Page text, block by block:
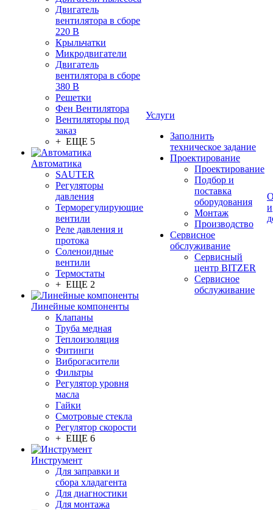
Двигатель
вентилятора в сборе
220 В
Крыльчатки
Микродвигатели
Двигатель
вентилятора в сборе
380 В
Решетки
Фен Вентилятора
Вентиляторы под
заказ
+ ЕЩЕ 5
Автоматика
SAUTER
Регуляторы
давления
Терморегулирующие
вентили
Реле давления и
протока
Соленоидные
вентили
Термостаты
+ ЕЩЕ 2
Линейные компоненты
Клапаны
Труба медная
Теплоизоляция
Фитинги
Виброгасители
Фильтры
Регулятор уровня
масла
Гайки
Смотровые стекла
Регулятор скорости
+ ЕЩЕ 6
Инструмент
Для заправки и
сбора хладагента
Для диагностики
Для монтажа
Услуги
Заполнить
техническое задание
Проектирование
Проектирование
Подбор и
поставка
оборудования
Монтаж
Производство
Сервисное
обслуживание
Сервисный
центр BITZER
Сервисное
обслуживание
и